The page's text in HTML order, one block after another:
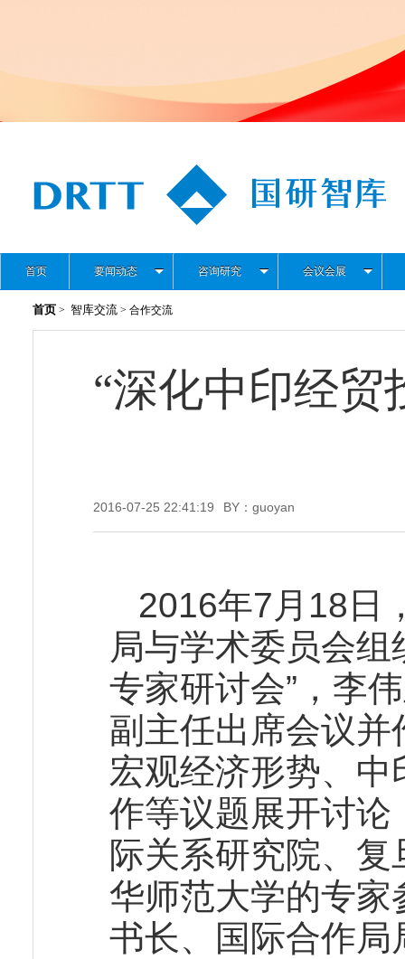
首页 要闻动态 咨询研究 会议会展
首页 > 智库交流 > 合作交流
“深化中印经贸
2016-07-25 22:41:19 BY：guoyan
2016年7 月 18 日
局与学术委员会组
专家研讨会” ，李
副主任出席会议
宏观经济形势、
作等议题展开讨
际关系研究院、
华师范大学的专
书长、国际合作